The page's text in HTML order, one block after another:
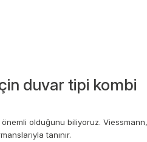
duvar tipi kombi
olduğunu biliyoruz.
tanınır.